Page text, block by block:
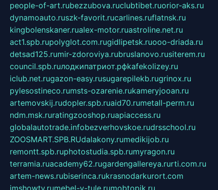
people-of-art.rubezzubova.ruclubtibet.ruorior-aks.ru
dynamoauto.ruszk-favorit.rucarlines.ruflatnsk.ru
kingbolenskaner.rualex-motor.ruastroline.net.ru
act1.spb.rupolyglot.com.rugidlipetsk.ruooo-driada.ru
detsad125.rumir-zdoroviya.rubruslanovo.rusiterem.ru
council.spb.ruлодкипатриот.рфkafekolizey.ru
iclub.net.rugazon-easy.rusugarepilekb.rugrinox.ru
pylesostineco.rumsts-ozarenie.rukameryjooan.ru
artemovskij.rudopler.spb.ruaid70.rumetall-perm.ru
ndm.msk.ruratingzooshop.ruapiaccess.ru
globalautotrade.infobezverhovskoe.rudrsschool.ru
ZOOSMART.SPB.RUdalakony.rumedikijob.ru
remontt.spb.ruphotostudia.spb.rumyragon.ru
terramia.ruacademy62.rugardengallereya.rurti.com.ru
artem-news.rubiserinca.rukrasnodarkurort.com
imshowtv.rumebel-v-tule.rumobtopik.ru